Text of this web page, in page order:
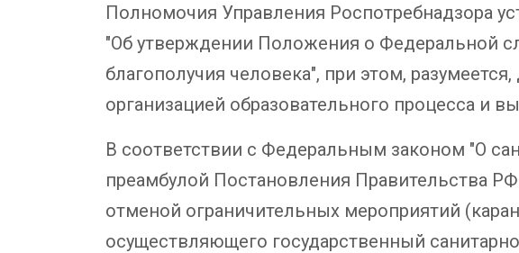
Полномочия Управления Роспотребнадзора
"Об утверждении Положения о Федеральной
благополучия человека", при этом,
организацией образовательного процесса и
В соответствии с Федеральным законом "О
преамбулой Постановления Правительства
отменой ограничительных мероприятий
осуществляющего государственный